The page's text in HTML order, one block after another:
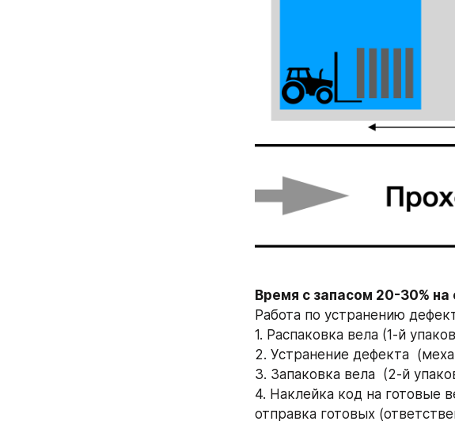
Работа по устранению
1. Распаковка вела (1-й
2. Устранение дефекта
3. Запаковка вела  (2-й
4. Наклейка код на готовые
отправка готовых